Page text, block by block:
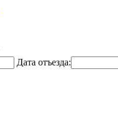
Дата отъезда: